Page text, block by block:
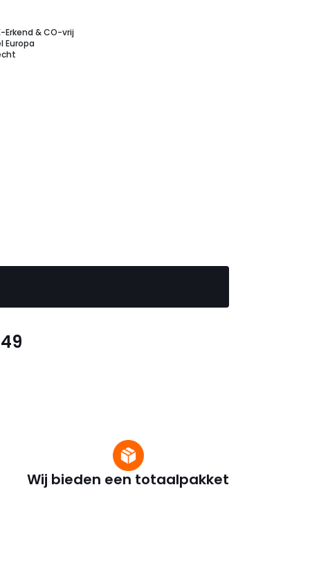
Erkend & CO-vrij
Europa
Wij bieden een totaalpakket